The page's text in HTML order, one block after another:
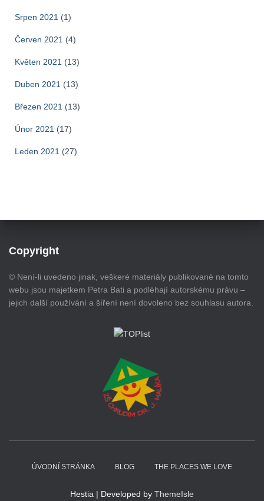
Srpen 2021 (1)
Červen 2021 (4)
Květen 2021 (13)
Duben 2021 (13)
Březen 2021 (13)
Únor 2021 (17)
Leden 2021 (27)
Copyright
© Není-li uvedeno jinak, veškeré materiály publikované na tomto
webu jsou majetkem Petra Bati a podléhají autorskému právu –
jejich další používání a šíření není dovoleno bez souhlasu autora.
ÚVODNÍ STRÁNKA BLOG THE PLACES WE LOVE
Hestia | Developed by ThemeIsle